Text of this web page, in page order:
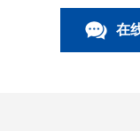
在